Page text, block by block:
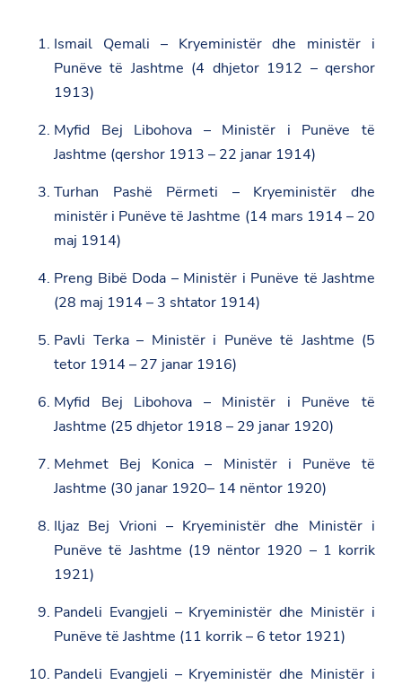
Ismail Qemali – Kryeministër dhe ministër i
Punëve të Jashtme (4 dhjetor 1912 – qershor
1913)
Myfid Bej Libohova – Ministër i Punëve të
Jashtme (qershor 1913 – 22 janar 1914)
Turhan Pashë Përmeti – Kryeministër dhe
ministër i Punëve të Jashtme (14 mars 1914 – 20
maj 1914)
Preng Bibë Doda – Ministër i Punëve të Jashtme
(28 maj 1914 – 3 shtator 1914)
Pavli Terka – Ministër i Punëve të Jashtme (5
tetor 1914 – 27 janar 1916)
Myfid Bej Libohova – Ministër i Punëve të
Jashtme (25 dhjetor 1918 – 29 janar 1920)
Mehmet Bej Konica – Ministër i Punëve të
Jashtme (30 janar 1920– 14 nëntor 1920)
Iljaz Bej Vrioni – Kryeministër dhe Ministër i
Punëve të Jashtme (19 nëntor 1920 – 1 korrik
1921)
Pandeli Evangjeli – Kryeministër dhe Ministër i
Punëve të Jashtme (11 korrik – 6 tetor 1921)
Pandeli Evangjeli – Kryeministër dhe Ministër i